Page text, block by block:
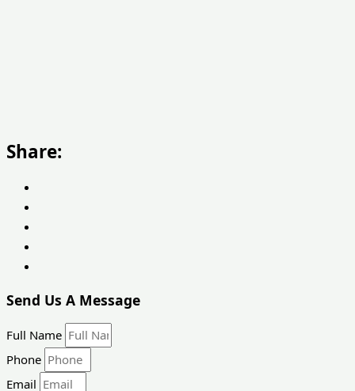
Share:
Send Us A Message
Full Name
Phone
Email